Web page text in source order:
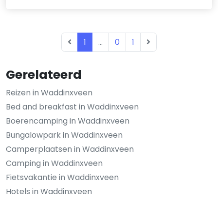
Gerelateerd
Reizen in Waddinxveen
Bed and breakfast in Waddinxveen
Boerencamping in Waddinxveen
Bungalowpark in Waddinxveen
Camperplaatsen in Waddinxveen
Camping in Waddinxveen
Fietsvakantie in Waddinxveen
Hotels in Waddinxveen
1 ... 0 1